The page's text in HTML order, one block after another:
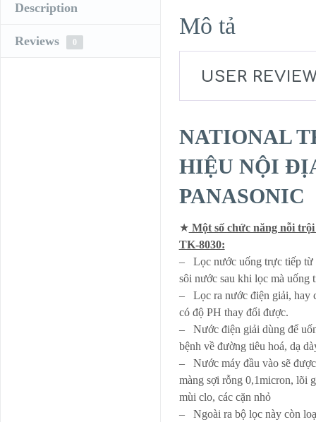
Description
Reviews 0
Mô tả
USER
NATIONAL
HIỆU NỘI
PANASONIC
★ Một số chức năng nỗi
TK-8030:
– Lọc nước uống trực tiếp từ
sôi nước sau khi lọc mà uống
– Lọc ra nước điện giải, hay
có độ PH thay đổi được.
– Nước điện giải dùng để
bệnh về đường tiêu hoá, dạ
– Nước máy đầu vào sẽ
màng sợi rỗng 0,1micron, lõi
mùi clo, các cặn nhỏ
– Ngoài ra bộ lọc này còn